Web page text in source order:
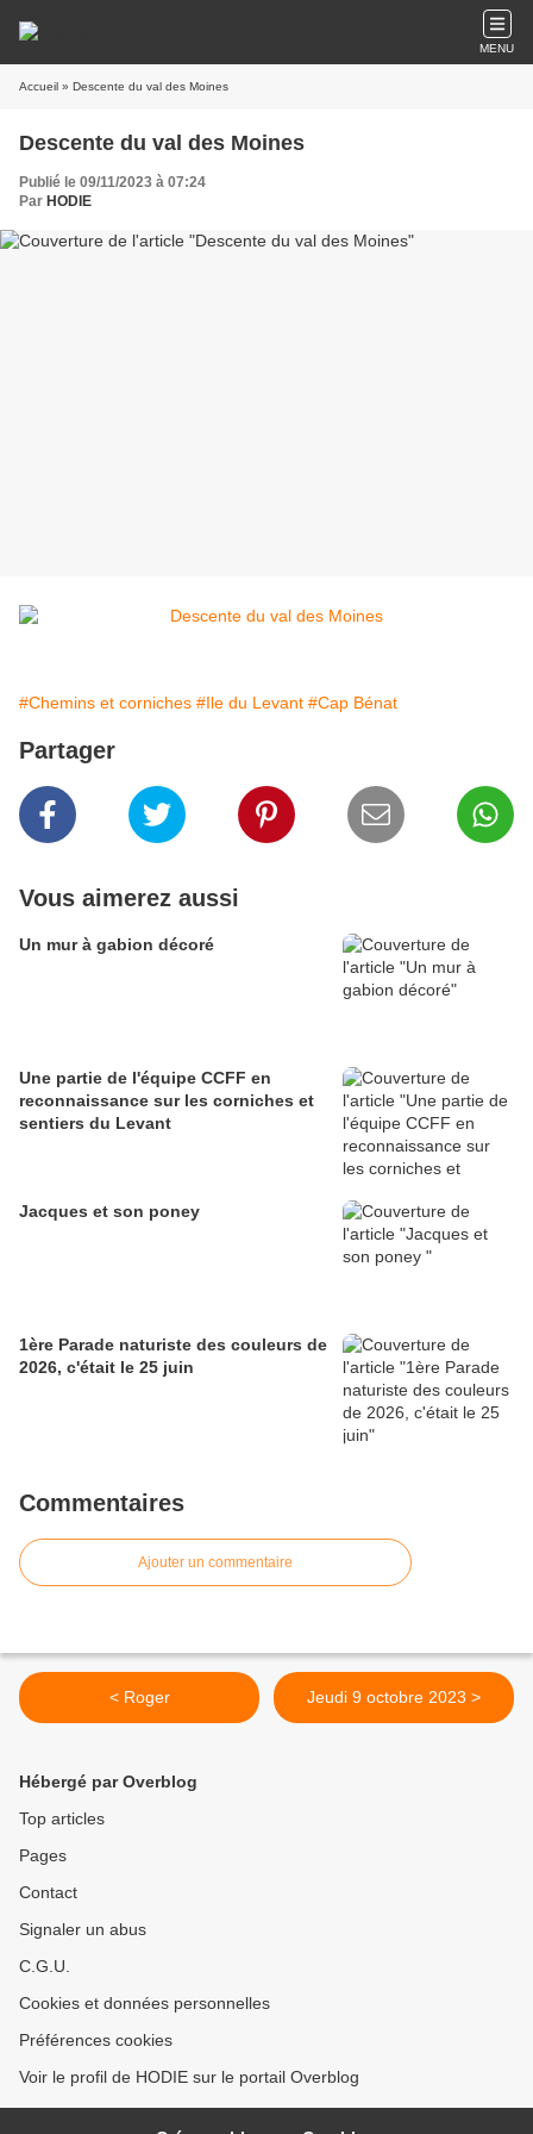
MENU
Accueil » Descente du val des Moines
Descente du val des Moines
Publié le 09/11/2023 à 07:24
Par HODIE
#Chemins et corniches #Ile du Levant #Cap Bénat
Partager
Vous aimerez aussi
Un mur à gabion décoré
Une partie de l'équipe CCFF en
reconnaissance sur les corniches et
sentiers du Levant
Jacques et son poney
1ère Parade naturiste des couleurs de
2026, c'était le 25 juin
Commentaires
Ajouter un commentaire
< Roger Jeudi 9 octobre 2023 >
Hébergé par Overblog
Top articles
Pages
Contact
Signaler un abus
C.G.U.
Cookies et données personnelles
Préférences cookies
Voir le profil de HODIE sur le portail Overblog